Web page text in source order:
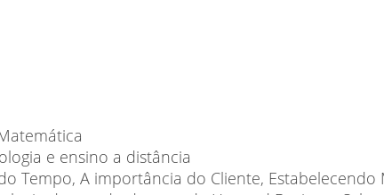
e ensino a distância
Tempo, A importância do Cliente, Estabelecendo